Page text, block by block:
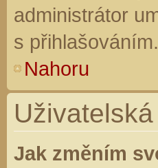
administrátor
s přihlašováním.
Nahoru
Jak změním